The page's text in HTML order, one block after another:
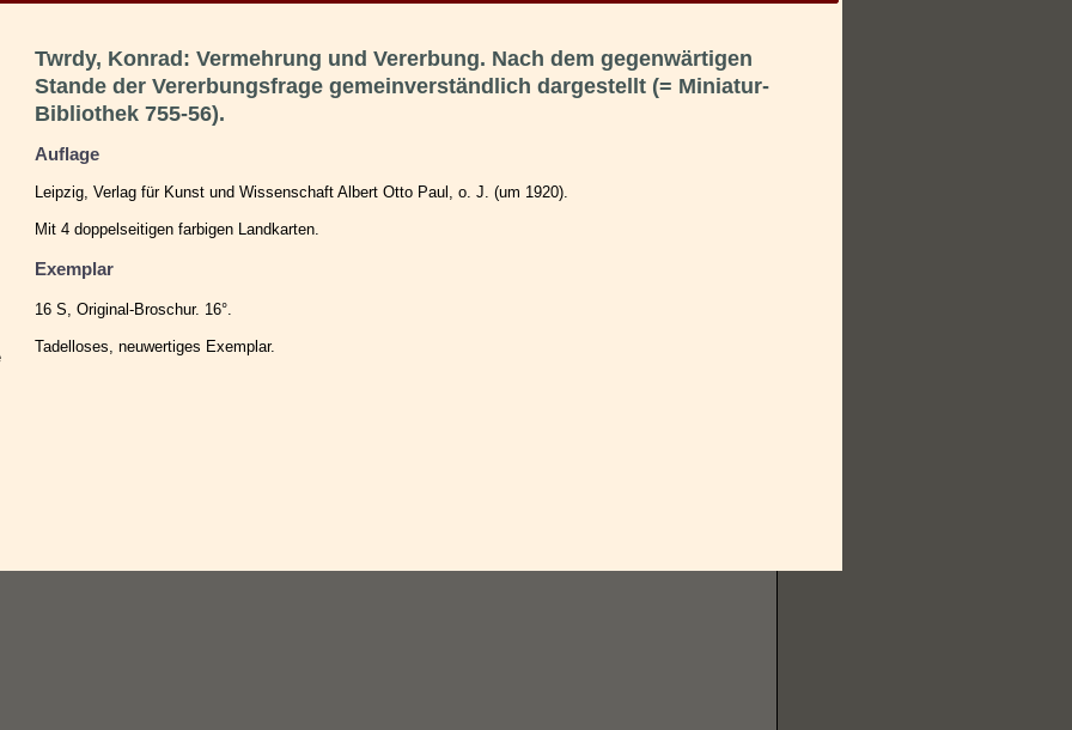
Twrdy, Konrad: Vermehrung und Vererbung. Nach dem gegenwärtigen
Stande der Vererbungsfrage gemeinverständlich dargestellt (= Miniatur-
Bibliothek 755-56).
Auflage
Leipzig, Verlag für Kunst und Wissenschaft Albert Otto Paul, o. J. (um 1920).
Mit 4 doppelseitigen farbigen Landkarten.
Exemplar
16 S, Original-Broschur. 16°.
Tadelloses, neuwertiges Exemplar.